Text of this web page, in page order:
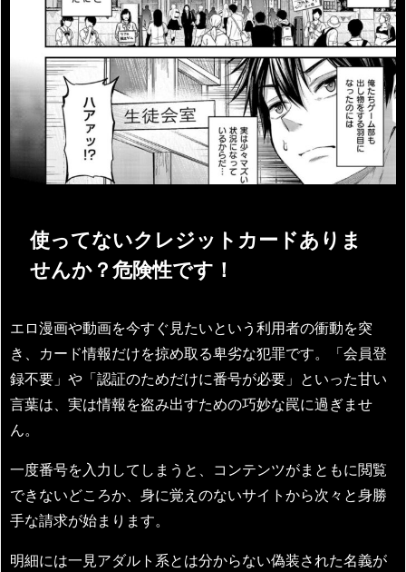
使ってないクレジットカードありま
せんか？危険性です！
エロ漫画や動画を今すぐ見たいという利用者の衝動を突
き、カード情報だけを掠め取る卑劣な犯罪です。「会員登
録不要」や「認証のためだけに番号が必要」といった甘い
言葉は、実は情報を盗み出すための巧妙な罠に過ぎませ
ん。
一度番号を入力してしまうと、コンテンツがまともに閲覧
できないどころか、身に覚えのないサイトから次々と身勝
手な請求が始まります。
明細には一見アダルト系とは分からない偽装された名義が